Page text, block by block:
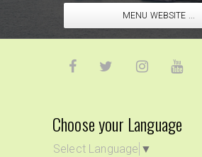
MENU WEBSITE ...
Choose your Language
Select Language ▼